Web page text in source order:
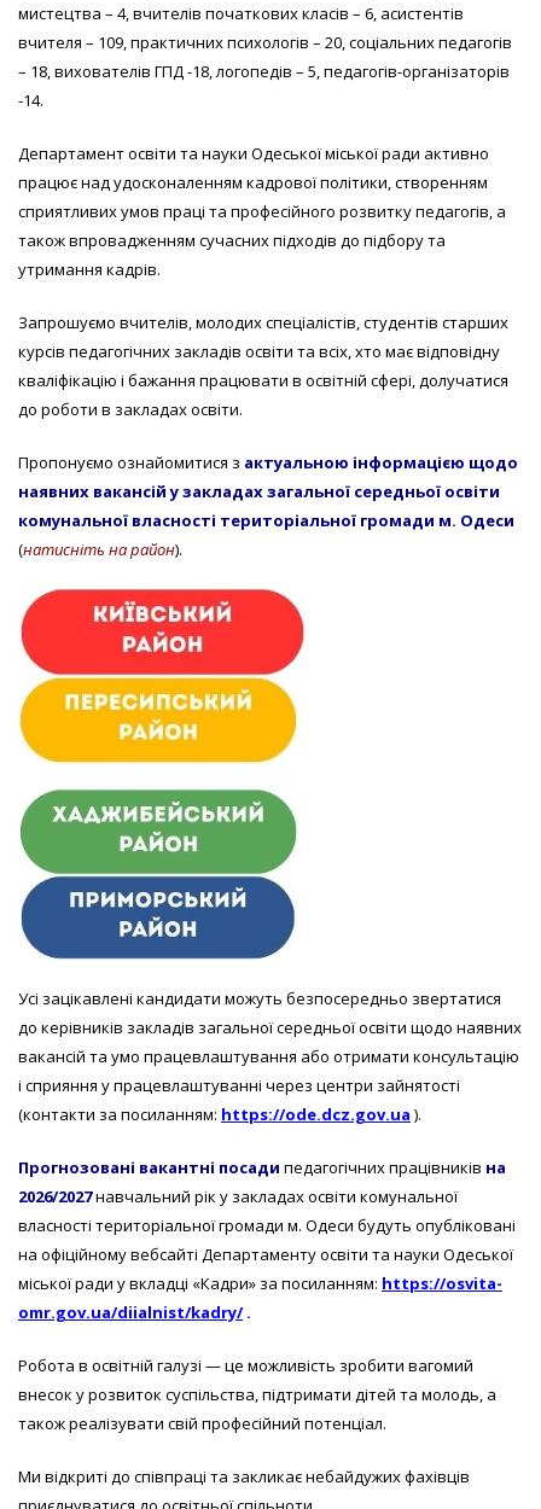
мистецтва – 4, вчителів початкових класів – 6, асистентів
вчителя – 109, практичних психологів – 20, соціальних педагогів
– 18, вихователів ГПД -18, логопедів – 5, педагогів-організаторів
-14.
Департамент освіти та науки Одеської міської ради активно
працює над удосконаленням кадрової політики, створенням
сприятливих умов праці та професійного розвитку педагогів, а
також впровадженням сучасних підходів до підбору та
утримання кадрів.
Запрошуємо вчителів, молодих спеціалістів, студентів старших
курсів педагогічних закладів освіти та всіх, хто має відповідну
кваліфікацію і бажання працювати в освітній сфері, долучатися
до роботи в закладах освіти.
Пропонуємо ознайомитися з актуальною інформацією щодо
наявних вакансій у закладах загальної середньої освіти
комунальної власності територіальної громади м. Одеси
(натисніть на район).
Усі зацікавлені кандидати можуть безпосередньо звертатися
до керівників закладів загальної середньої освіти щодо наявних
вакансій та умо працевлаштування або отримати консультацію
і сприяння у працевлаштуванні через центри зайнятості
(контакти за посиланням: https://ode.dcz.gov.ua ).
Прогнозовані вакантні посади педагогічних працівників на
2026/2027навчальний рік у закладах освіти комунальної
власності територіальної громади м. Одеси будуть опубліковані
на офіційному вебсайті Департаменту освіти та науки Одеської
міської ради у вкладці «Кадри» за посиланням: https://osvita-
omr.gov.ua/diialnist/kadry/.
Робота в освітній галузі — це можливість зробити вагомий
внесок у розвиток суспільства, підтримати дітей та молодь, а
також реалізувати свій професійний потенціал.
Ми відкриті до співпраці та закликає небайдужих фахівців